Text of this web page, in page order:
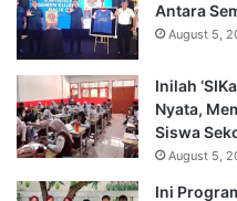
Antara
August 5,
Inilah
Nyata,
Siswa
August 5,
Ini